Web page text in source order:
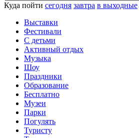
Куда пойти сегодня завтра в выходные
Выставки
Фестивали
С детьми
Активный отдых
Музыка
Шоу
Праздники
Образование
Бесплатно
Музеи
Парки
Погулять
Туристу